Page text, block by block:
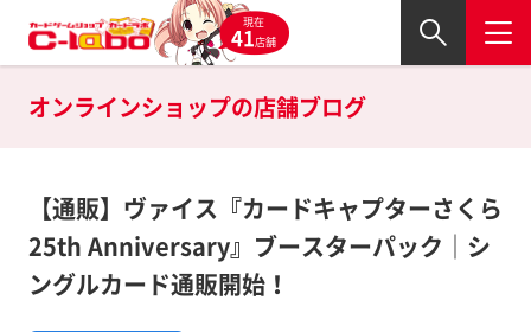
現在
41店舗
オンラインショップの店舗ブログ
【通販】ヴァイス『カードキャプターさくら
25th Anniversary』ブースターパック｜シ
ングルカード通販開始！